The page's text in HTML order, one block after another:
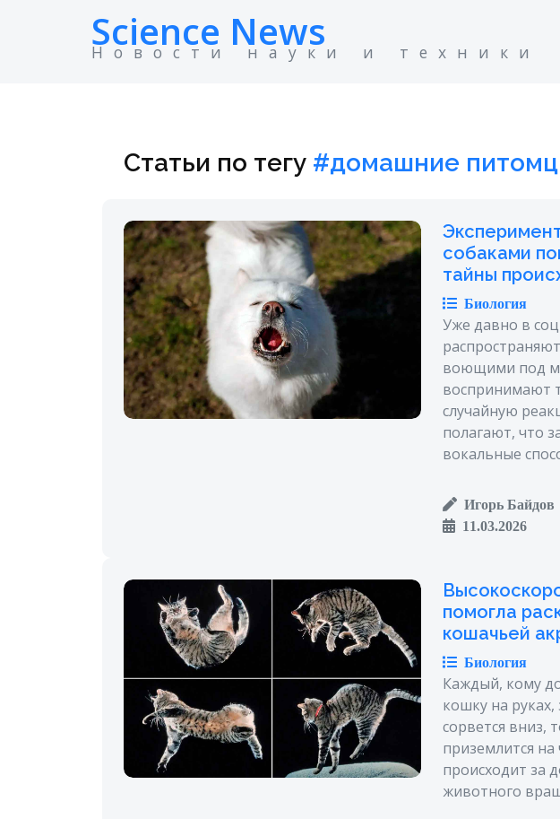
Science News
Новости науки и техники
Статьи по тегу #домашние
собаками
тайны
Биология
Уже давно в
воющими под
воспринимают
случайную
полагают, что
вокальные
Игорь Байдов
11.03.2026
помогла
кошачьей
Биология
Каждый, кому
кошку на руках,
сорвется вниз,
приземлится
происходит за
животного